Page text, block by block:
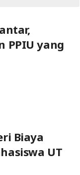
PPIU yang
Biaya
UT